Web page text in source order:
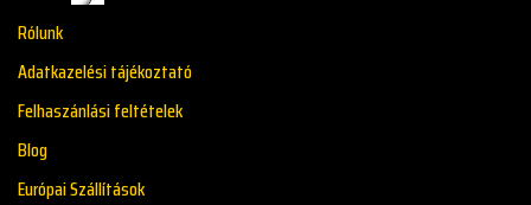
Rólunk
Adatkazelési tájékoztató
Felhaszánlási feltételek
Blog
Európai Szállítások